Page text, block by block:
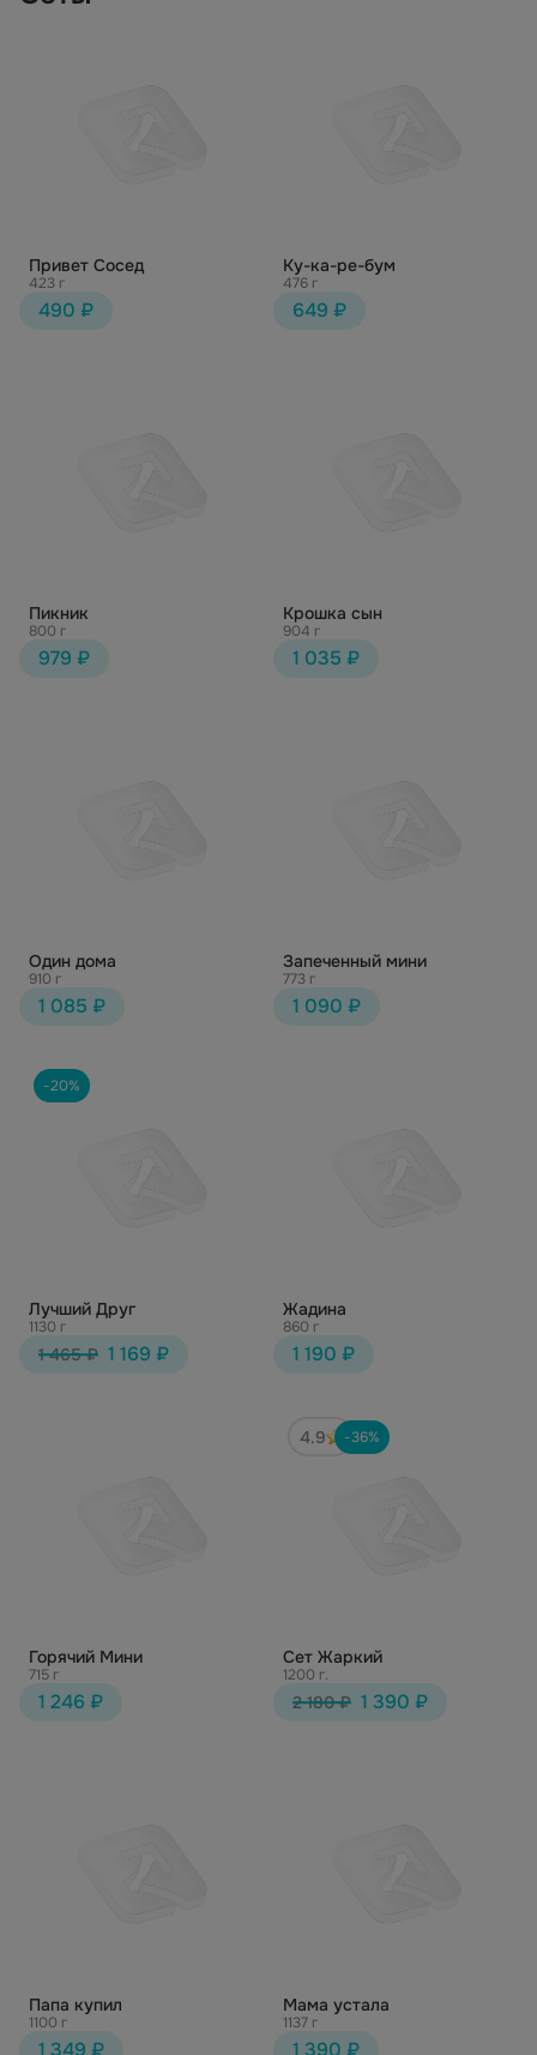
Привет Сосед
423 г
490 ₽
Ку-ка-ре-бум
476 г
649 ₽
Пикник
800 г
979 ₽
Крошка сын
904 г
1 035 ₽
Один дома
910 г
1 085 ₽
Запеченный мини
773 г
1 090 ₽
-20%
Лучший Друг
1130 г
1 465 ₽ 1 169 ₽
Жадина
860 г
1 190 ₽
Горячий Мини
715 г
1 246 ₽
4.9 -36%
Сет Жаркий
1200 г.
2 180 ₽ 1 390 ₽
Папа купил
1100 г
Мама устала
1137 г